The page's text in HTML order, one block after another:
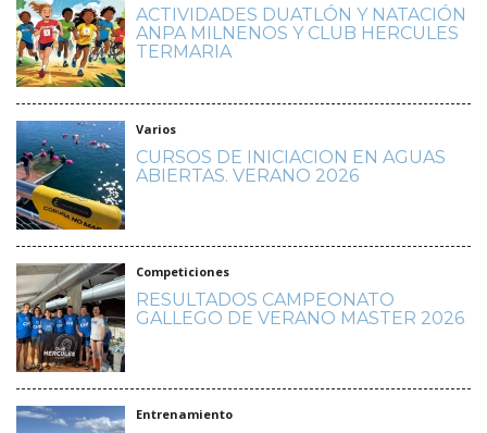
ACTIVIDADES DUATLÓN Y NATACIÓN
ANPA MILNENOS Y CLUB HERCULES
TERMARIA
Varios
CURSOS DE INICIACION EN AGUAS
ABIERTAS. VERANO 2026
Competiciones
RESULTADOS CAMPEONATO
GALLEGO DE VERANO MASTER 2026
Entrenamiento